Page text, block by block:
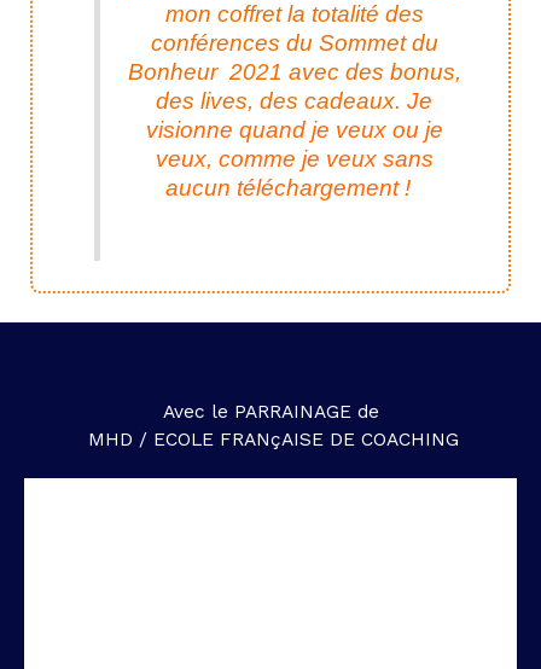
mon coffret la totalité des
conférences du Sommet du
Bonheur 2021 avec des bonus,
des lives, des cadeaux.Je
visionne quand je veux ou je
veux, comme je veux sans
aucun téléchargement !
Avec le PARRAINAGE de
MHD / ECOLE FRANçAISE DE COACHING